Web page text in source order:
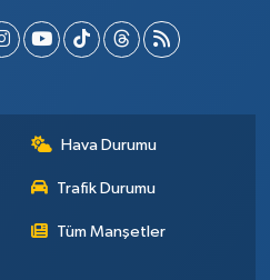
Hava Durumu
Trafik Durumu
Tüm Manşetler